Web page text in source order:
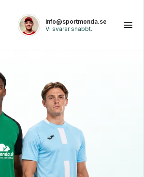
info@sportmonda.se
Vi svarar snabbt.